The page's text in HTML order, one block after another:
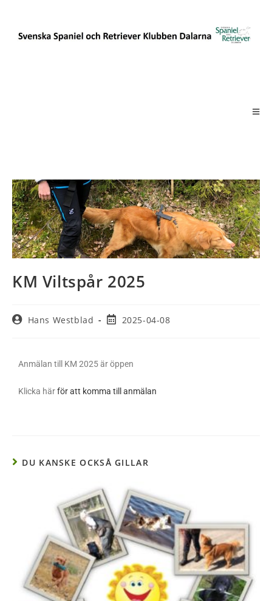
KM Viltspår 2025
Hans Westblad 2025-04-08
Anmälan till KM 2025 är öppen
Klicka härför att komma till anmälan
DU KANSKE OCKSÅ GILLAR